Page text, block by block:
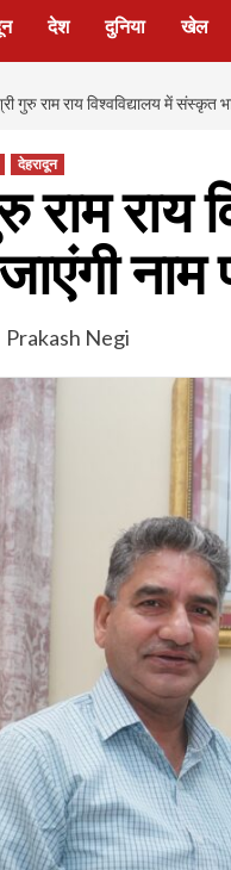
देश दुनिया खेल
गुरु राम राय विश्वविद्यालय में संस्कृत
देहरादून
राम राय
Prakash Negi